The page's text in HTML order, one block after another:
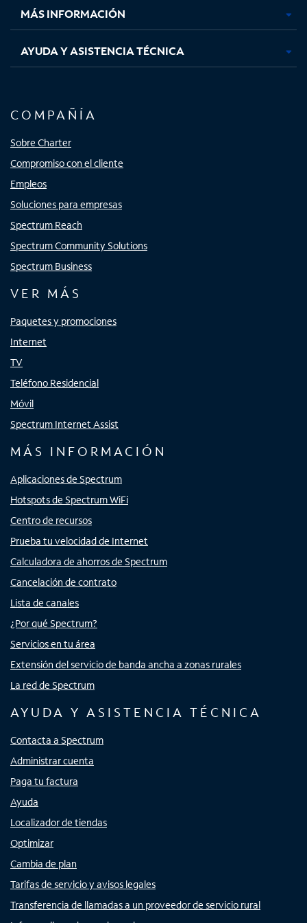
MÁS INFORMACIÓN
AYUDA Y ASISTENCIA TÉCNICA
COMPAÑÍA
Sobre Charter
Compromiso con el cliente
Empleos
Soluciones para empresas
Spectrum Reach
Spectrum Community Solutions
Spectrum Business
VER MÁS
Paquetes y promociones
Internet
TV
Teléfono Residencial
Móvil
Spectrum Internet Assist
MÁS INFORMACIÓN
Aplicaciones de Spectrum
Hotspots de Spectrum WiFi
Centro de recursos
Prueba tu velocidad de Internet
Calculadora de ahorros de Spectrum
Cancelación de contrato
Lista de canales
¿Por qué Spectrum?
Servicios en tu área
Extensión del servicio de banda ancha a zonas rurales
La red de Spectrum
AYUDA Y ASISTENCIA TÉCNICA
Contacta a Spectrum
Administrar cuenta
Paga tu factura
Ayuda
Localizador de tiendas
Optimizar
Cambia de plan
Tarifas de servicio y avisos legales
Transferencia de llamadas a un proveedor de servicio rural